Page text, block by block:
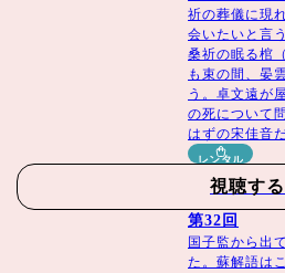
亡き兄の遺志に従い、宋の最高
ん）へ入学するため上京してき
き）。これまで名門男子のみが
び舎は、改革派の教師 ・晏雲之（あんうんし）の活躍で
変わりつつあった。そんな中、
雲之と最悪の出会いを果たした
事に国子監へ初の女子生徒として入学！ 初め
徒たちから歓迎されていなかっ
祈の葬儀に現
会いたいと言
桑祈の眠る棺
も束の間、晏
う。卓文遠が
の死について
はずの宋佳音
レンタル
視聴する
第32回
国子監から出
た。蘇解語は